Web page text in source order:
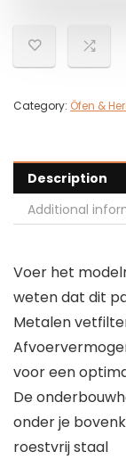
Category: Öfen &
Description
Additional
Voer het
weten dat dit
Metalen
voor een
De
onder je
roestvrij staal